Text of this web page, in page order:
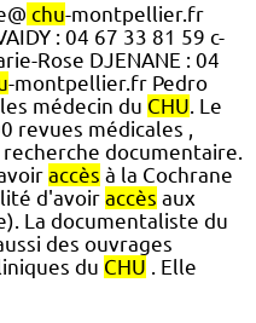
chu-montpellier.fr
: 04 67 33 81 59 c-
Rose DJENANE : 04
-montpellier.fr Pedro
médecin du CHU . Le
revues médicales ,
documentaire.
accès à la Cochrane
d'avoir accès aux
La documentaliste du
des ouvrages
du CHU . Elle